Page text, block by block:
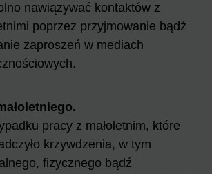
nawiązywać kontaktów z
poprzez przyjmowanie bądź
zaproszeń w mediach
pracy z małoletnim, które
krzywdzenia, w tym
fizycznego bądź